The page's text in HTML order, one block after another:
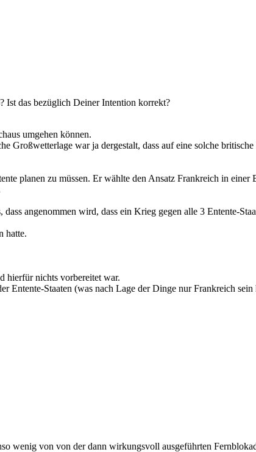
Ist das bezüglich Deiner Intention korrekt?
umgehen können.
war ja dergestalt, dass auf eine solche
planen zu müssen. Er wählte den Ansatz Frankreich in einer
angenommen wird, dass ein Krieg gegen alle 3 Entente-
hatte.
hierfür nichts vorbereitet war.
Entente-Staaten (was nach Lage der Dinge nur Frankreich
wenig von von der dann wirkungsvoll ausgeführten